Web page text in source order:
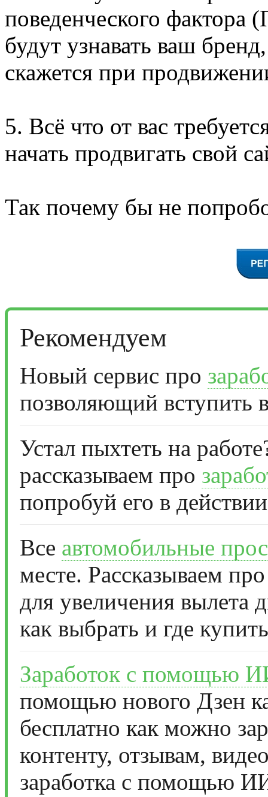
поведенческого
будут узнавать ваш
скажется при
5. Всё что от вас
начать продвигать свой
Так почему бы не
Рекомендуем
Новый сервис про
позволяющий вступить
Устал пыхтеть на
рассказываем про
попробуй его в
Все автомобильные
месте. Рассказываем
для увеличения вылета
как выбрать и где
Заработок с помощью
помощью нового Дзен
бесплатно как можно
контенту, отзывам,
заработка с помощью